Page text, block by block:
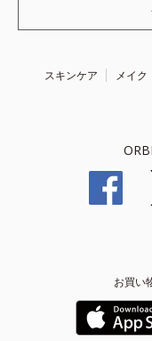
スキンケア メイク
お買い